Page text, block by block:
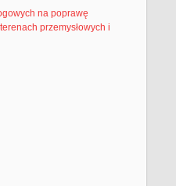
na poprawę
przemysłowych i